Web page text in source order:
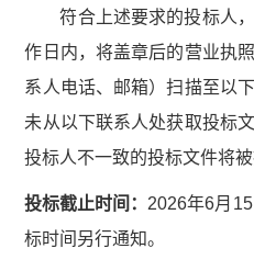
符合上述要求的投标人
作日内，将盖章后的营业执
系人电话、邮箱）扫描至以
未从以下联系人处获取投标
投标人不一致的投标文件将被
投标截止时间： 2026年6月
标时间另行通知。